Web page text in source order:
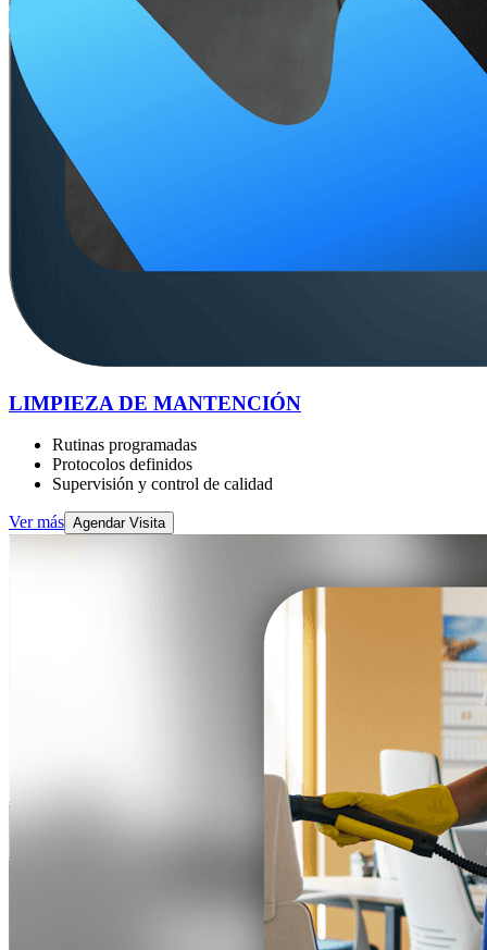
LIMPIEZA DE MANTENCIÓN
Rutinas programadas
Protocolos definidos
Supervisión y control de calidad
Ver más Agendar Visita